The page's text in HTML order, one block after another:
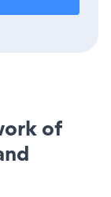
of